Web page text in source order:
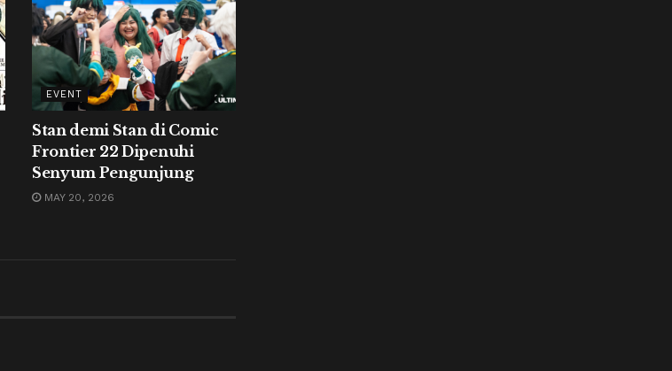
EVENT
Stan demi Stan di Comic
Frontier 22 Dipenuhi
Senyum Pengunjung
MAY 20, 2026